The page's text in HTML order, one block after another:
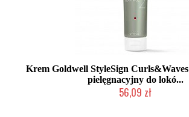
Krem Goldwell StyleSign
pielęgnacyjny do lokó...
56,09 zł